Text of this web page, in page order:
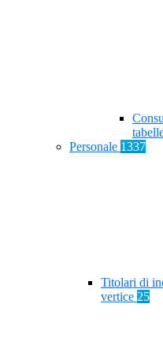
Personale 1337
Titolari di
vertice 25